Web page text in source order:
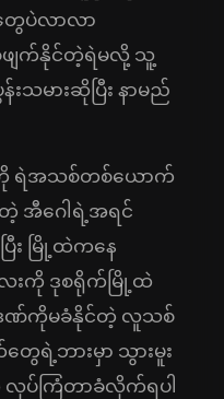
ေပဲလာလာ
ဖျက်နိုင်တဲ့ရဲမလို့ သူ့
မားဆိုပြီး နာမည်
ရဲအသစ်တစ်ယောက်
အီဂေါရဲ့အရင်
း မြို့ထဲကနေ
းကို ဒုစရိုက်မြို့ထဲ
ဒဏ်ကိုမခံနိုင်တဲ့ လူသစ်
ေရဲ့ဘားမှာ သွားမူး
လုပ်ကြံတာခံလိုက်ရပါ